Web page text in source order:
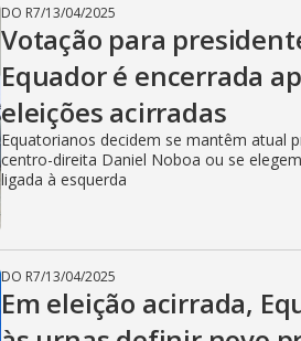
DO R7/13/04/2025
Votação para
Equador é encerrada
eleições acirradas
Equatorianos decidem se mantêm atual
centro-direita Daniel Noboa ou se
ligada à esquerda
DO R7/13/04/2025
Em eleição acirrada,